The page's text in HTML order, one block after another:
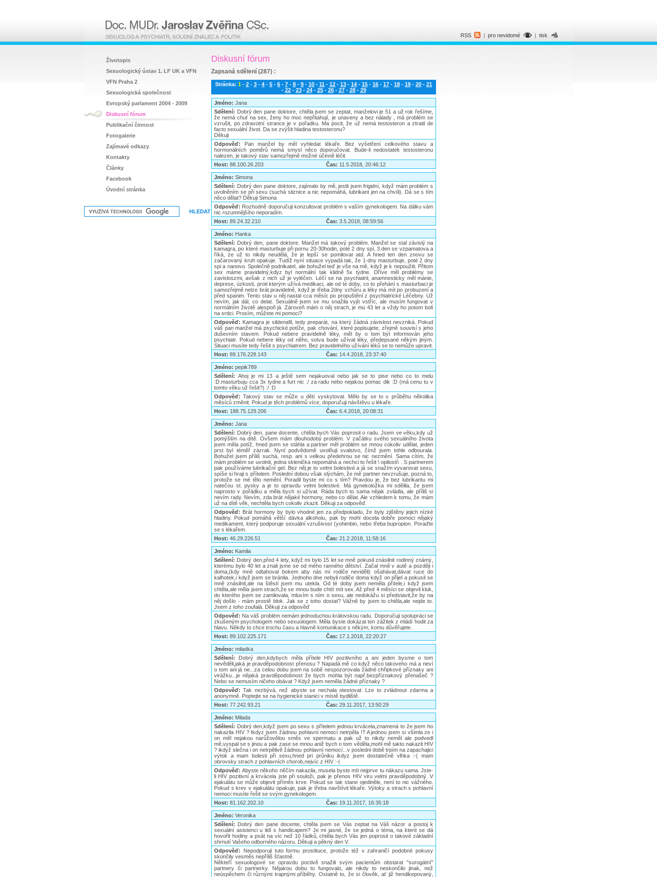
Diskusní fórum
Zapsaná sdělení (287) :
Stránka: 1 - 2 - 3 - 4 - 5 - 6 - 7 - 8 - 9 - 10 - 11 - 12 - 13 - 14 - 15 - 16 - 17 - 18 - 19 - 20 - 21
- 22- 23- 24- 25- 26- 27- 28- 29
Jméno: Jana
Sdělení: Dobrý den pane doktore, chtěla jsem se zeptat, manželovi je 51 a už rok řešíme,
že nemá chuť na sex, ženy ho moc nepřitahují, je unaveny a bez nálady , má problém se
vzrušit, po zdravotní strance je v pořadku. Ma pocit, že už nemá testosteron a ztratil de
facto sexuální život. Da se zvýšit hladina testosteronu?
Děkuji
Odpověď: Pan manžel by měl vyhledat lékaře. Bez vyšetření celkového stavu a
hormonálních poměrů nemá smysl něco doporučovat. Bude-li nedostatek testosteronu
nalezen, je takový stav samozřejmě možné účinně léčit.
Host: 88.100.26.203 Čas: 11.5.2018, 20:46:12
Jméno: Simona
Sdělení: Dobrý den pane doktore, zajímalo by mě, jestli jsem frigidní, když mám problém s
uvolněním se při sexu (suchá sliznice a nic nepomáhá, lubrikant jen na chvíli). Dá se s tím
něco dělat? Děkuji Simona
Odpověď: Rozhodně doporučuji konzultovat problém s vaším gynekologem. Na dálku vám
nic rozumnějšího neporadím.
Host: 89.24.32.210 Čas: 3.5.2018, 08:59:56
Jméno: Hanka
Sdělení: Dobrý den, pane doktore. Manžel má takový problém. Manžel se stal závislý na
kamagra, po které masturbuje při pornu 20-30hodin, poté 2 dny spí, 3.den se vzpamatova a
říká, ze už to nikdy neudělá, že je lepší se pomilovat atd. A hned ten den znovu se
začarovaný kruh opakuje. Tudíž nyní situace vypadá tak, že 1-dny masturbuje, poté 2 dny
spi a nanovo. Společně podnikatel, ale bohužel teď je vše na mě, když je k nepoužiti. Přitom
sex máme pravidelný,kdyz byl normální tak klidně 5x týdne. Dříve měl problémy se
zavisloszmi, avšak z nich už je vyléčen. Léčí se na psychiatrii, anamnesticky měl mánie,
deprese, úzkosti, proti kterým užívá medikaci, ale od té doby, co to přehání s masturbaci je
samozřejmě nelze brát pravidelně, když je třeba 2dny vzhůru a léky má mít po probuzení a
před spanim. Tento stav u něj nastal cca měsíc po propuštění z psychiatrické Léčebny. Už
nevím, jak dál, co delat. Sexuálně jsem se mu snažila vyjít vstříc, ale musím fungovat v
normálním životě alespoň já. Zároveň mám o něj strach, je mu 43 let a vždy ho potom bolí
na srdci. Prosím, můžete mi pomoci?
Odpověď: Kamagra je sildenafil, tedy preparát, na který žádná závislost nevzniká. Pokud
váš pan manžel má psychické potíže, pak chování, které popisujete, zřejmě souvisí s jeho
duševním stavem. Pokud nebere pravidelně léky, měl by o tom být informován jeho
psychiatr. Pokud nebere léky od něho, sotva bude užívat léky, předepsané někým jiným.
Situaci musíte tedy řešit s psychiatrem. Bez pravidelného užívání léků se to nemůže upravit.
Host: 89.176.228.143 Čas: 14.4.2018, 23:37:40
Jméno: pepik789
Sdělení:Ahoj je mi 13 a ještě sem nejakuoval nebo jak se to pise nebo co to melu
:D.masturbuju cca 3x tydne a furt nic :/ za radu nebo nejakou pomac dik :D (má cenu tu v
tomto věku už řešit?) :/ :D
Odpověď:Takový stav se může u dětí vyskytovat. Mělo by se to v průběhu několika
měsíců změnit. Pokud je těch problémů více, doporučuji návštěvu u lékaře.
Host: 188.75.129.206 Čas: 6.4.2018, 20:08:31
Jméno: Jana
Sdělení: Dobrý den, pane docente, chtěla bych Vás poprosit o radu. Jsem ve věku,kdy už
pomýšlím na dítě. Ovšem mám dlouhodobý problém. V začátku svého sexuálního života
jsem měla potíž, hned jsem se stáhla a partner měl problém se mnou cokoliv udělat, jeden
prst byl téměř zázrak. Nyní podvědomě uvolňuji svalstvo, čímž jsem tohle odbourala.
Bohužel jsem příliš suchá, resp. ani s velkou předehrou se nic nezmění. Sama cítím, že
mám problém se uvolnit, jedna sklenička nepomáhá a nechci to řešit \ opilostí\ . S partnerem
pak používáme lubrikační gel. Bez něj je to velmi bolestivé a já se snažím vyvarovat sexu,
spíše si hraji s přítelem. Poslední dobou však slýchám, že mě partner nevzrušuje, pozná to,
protože se mé tělo nemění. Poradil byste mi co s tím? Pravdou je, že bez lubrikantu mi
natečou st. pysky a je to opravdu velmi bolestivé. Má gynekoložka mi sdělila, že jsem
naprosto v pořádku a měla bych si užívat. Ráda bych to sama nějak zvládla, ale příliš si
nevím rady. Nevím, zda brát nějaké hormony, nebo co dělat. Ale vzhledem k tomu, že mám
už na dítě věk, nechtěla bych cokoliv zkazit. Děkuji za odpověď.
Odpověď: Brát hormony by bylo vhodné jen za předpokladu, že byly zjištěny jejich nízké
hladiny. Pokud pomáhá větší dávka alkoholu, pak by mohl docela dobře pomoci nějaký
medikament, který podporuje sexuální vzrušivost (yohimbin, nebo třeba bupropion. Poraďte
se s lékařem.
Host: 46.29.226.51 Čas: 21.2.2018, 11:58:16
Jméno: Kamila
Sdělení: Dobrý den,před 4 lety, když mi bylo 15 let se mně pokusil znásilnit rodinný známý,
kterému bylo 40 let a znali jsme se od mého ranného dětství. Začal mně v autě a později i
doma,(kdy mně odtahoval bokem aby nás mí rodiče neviděli) ošahávat,dávat ruce do
kalhotek,i když jsem se bránila. Jednoho dne nebyli rodiče doma když on přijel a pokusil se
mně znásilnit,ale na štěstí jsem mu utekla. Od té doby jsem neměla přítele,i když jsem
chtěla,ale měla jsem strach,že se mnou bude chtít mít sex. Až před 4 měsíci se objevil kluk,
do kterého jsem se zamilovala, mluvím s ním o sexu, ale nedokážu si představit,že by na
něj došlo - mám prostě blok. Jak se z toho dostat? Vážně by jsem to chtěla,ale nejde to.
Jsem z toho zoufalá. Děkuji za odpověď
Odpověď: Na váš problém nemám jednoduchou královskou radu. Doporučuji spolupráci se
zkušeným psychologem nebo sexuologem. Měla byste dokázat ten zážitek z mládí hodit za
hlavu. Někdy to chce trochu času a hlavně komunikace s někým, komu důvěřujete.
Host: 89.102.225.171 Čas: 17.1.2018, 22:20:27
Jméno: miladka
Sdělení: Dobrý den,kdybych měla přítele HIV pozitivního a ani jeden bysme o tom
nevěděli,jaká je pravděpodobnost přenosu ? Napadá mě co když něco takoveho má a neví
o tom ani já ne...za celou dobu jsem na sobě nespozorovala žádné chřipkové příznaky ani
virážku...je nějaká pravděpodobnost že bych mohla být např.bezpříznakový přenašeč ?
Nebo se nemusím ničeho obávat ? Když jsem neměla žádné příznaky ?
Odpověď:Tak nezbývá, než abyste se nechala otestovat. Lze to zvládnout zdarma a
anonymně. Poptejte se na hygienické stanici v místě bydliště.
Host: 77.242.93.21 Čas: 29.11.2017, 13:50:29
Jméno: Milada
Sdělení: Dobrý den,když jsem po sexu s přítelem jednou krvácela,znamená to že jsem ho
nakazila HIV ? Ikdyz jsem žádnou pohlavní nemocí netrpěla !? A jednou jsem si všimla ze i
on měl nejakou narůžovělou směs ve spermatu a pak už to nikdy neměl ale podvedl
mě,vyspal se s jinou a pak zase se mnou aniž bych o tom věděla,mohl mě takto nakazit HIV
? ikdyž slečna i on netrpělivě žádnou pohlavní nemocí...v posledni době trpím na zapachajici
výtok a mam bolesti při sexu,hned pri průniku ikdyz jsem dostatečně vlhka :-( mam
obrovsky strach z pohlavních chorob,nejvíc z HIV :-(
Odpověď:Abyste někoho něčím nakazila, musela byste mít nejprve tu nákazu sama. Jste-
li HIV pozitivní a krvácela jste při souloži, pak je přenos HIV viru velmi pravděpodobný. V
ejakulátu se může objevit příměs krve. Pokud se tak stane ojediněle, není to nic vážného.
Pokud s krev v ejakulátu opakuje, pak je třeba navštívit lékaře. Výtoky a strach s pohlavní
nemoci musíte řešit se svým gynekologem.
Host: 81.162.202.10 Čas: 19.11.2017, 16:35:18
Jméno: Veronika
Sdělení: Dobrý den pane docente, chtěla jsem se Vás zeptat na Váš názor a postoj k
sexuální asistenci u lidí s handicapem? Je mi jasné, že se jedná o téma, na které se dá
hovořit hodiny a psát na víc než 10 řádků, chtěla bych Vás jen poprosit o takové základní
shrnutí Vašeho odborného názoru. Děkuji a pěkný den V.
Odpověď: Nepodporuji tuto formu prostituce, protože též v zahraničí podobné pokusy
skončily vesměs nepříliš šťastně.
Někteří sexuologové se opravdu poctivě snažili svým pacientům obstarat "surogátní"
partnery či partnerky. Nějakou dobu to fungovalo, ale nikdy to neskončilo jinak, než
neúspěchem či různými trapnými příběhy. Ostatně to, že si člověk, ať již hendikepovaný,
RSS | pro nevidomé | tisk
Životopis
Sexuologický ústav 1. LF UK a VFN
VFN Praha 2
Sexuologická společnost
Evropský parlament 2004 - 2009
Diskusní fórum
Publikační činnost
Fotogalerie
Zajímavé odkazy
Kontakty
Články
Facebook
Úvodní stránka